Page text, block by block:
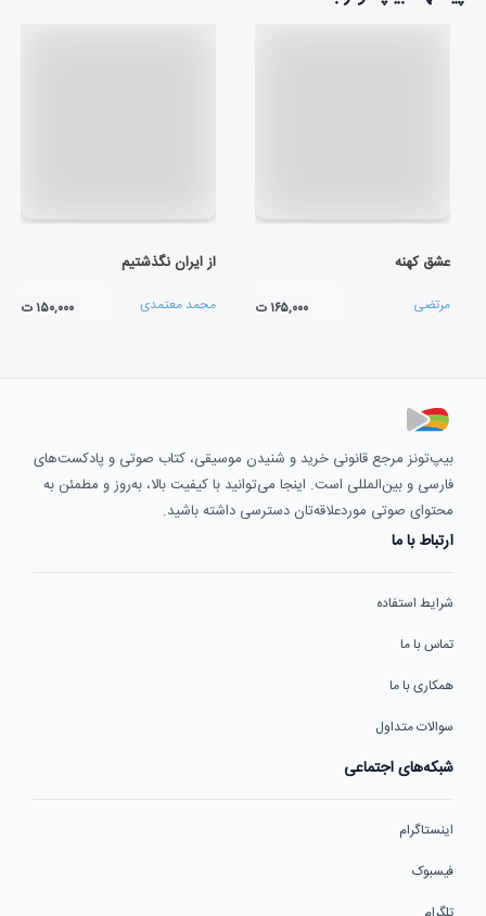
عشق کهنه
مرتضی ۱۶۵,۰۰۰ ت
از ایران نگذشتیم
محمد معتمدی ۱۵۰,۰۰۰ ت
بیپ‌تونز مرجع قانونی خرید و شنیدن موسیقی، کتاب صوتی و پادکست‌های
فارسی و بین‌المللی است. اینجا می‌توانید با کیفیت بالا، به‌روز و مطمئن به
محتوای صوتی موردعلاقه‌تان دسترسی داشته باشید.
ارتباط با ما
شرایط استفاده
تماس با ما
همکاری با ما
سوالات متداول
شبکه‌های اجتماعی
اینستاگرام
فیسبوک